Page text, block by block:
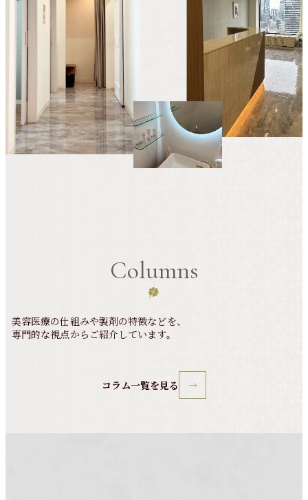
Columns
美容医療の仕組みや製剤の特徴などを、
専門的な視点からご紹介しています。
コラム一覧を見る